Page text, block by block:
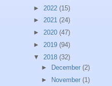
► 2022 (15)
► 2021 (24)
► 2020 (47)
► 2019 (94)
▼ 2018 (32)
►
December (2)
►
November (1)